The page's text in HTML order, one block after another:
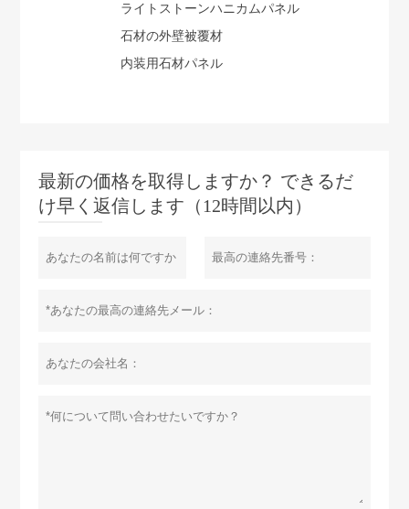
ライトストーンハニカムパネル
石材の外壁被覆材
内装用石材パネル
最新の価格を取得しますか？ できるだ
け早く返信します（12時間以内）